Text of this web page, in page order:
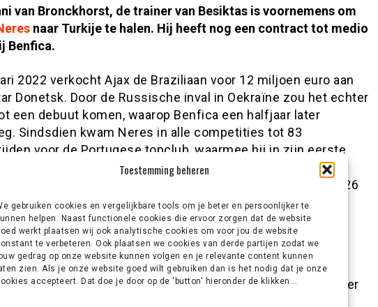
Toestemming beheren
gebruiken cookies en vergelijkbare tools om je beter en persoonlijker te
helpen. Naast functionele cookies die ervoor zorgen dat de website
werkt plaatsen wij ook analytische cookies om voor jou de website
te verbeteren. Ook plaatsen we cookies van derde partijen zodat we
gedrag op onze website kunnen volgen en je relevante content kunnen
zien. Als je onze website goed wilt gebruiken dan is het nodig dat je onze
accepteert. Dat doe je door op de 'button' hieronder de klikken...
van Bronckhorst, de trainer van Besiktas is voornemens om
naar Turkije te halen. Hij heeft nog een contract tot medio
Benfica.
2022 verkocht Ajax de Braziliaan voor 12 miljoen euro aan
Donetsk. Door de Russische inval in Oekraïne zou het echter
een debuut komen, waarop Benfica een halfjaar later
Sindsdien kwam Neres in alle competities tot 83
voor de Portugese topclub, waarmee hij in zijn eerste
direct beslag legde op de landstitel. Daarin scoorde de
Braziliaans international zeventien keer en leverde hij 26
assist bij een treffer van een ploeggenoot.
Fanatik meldt dat Neres nu op de radar van Besiktas is
De club van Giovanni van Bronckhorst wil na een
seizoen, waarin het als zesde eindigde met een
achterstand op rivalen Galatasaray en Fenerbahçe, weer
bij de bovenste plaatsen. Daartoe werden deze zomer